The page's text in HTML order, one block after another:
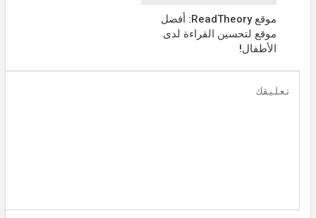
موقع ReadTheory: أفضل
موقع لتحسين القراءة لدى
الأطفال!